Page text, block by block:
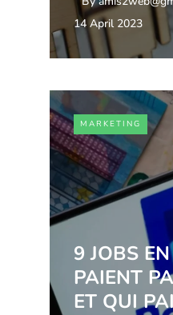
14 April 2023
MARKETING
9 JOBS
PAIENT
ET QUI